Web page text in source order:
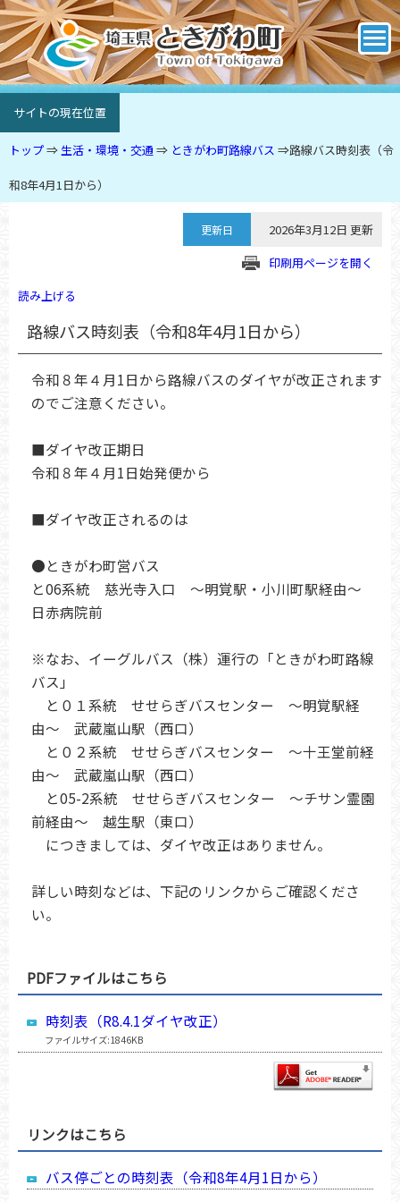
サイトの現在位置
トップ⇒生活・環境・交通 ⇒ ときがわ町路線バス ⇒路線バス時刻表（令
和8年4月1日から）
更新日
2026年3月12日 更新
印刷用ページを開く
読み上げる
路線バス時刻表（令和8年4月1日から）
令和８年４月1日から路線バスのダイヤが改正されます
のでご注意ください。
■ダイヤ改正期日
令和８年４月1日始発便から
■ダイヤ改正されるのは
●ときがわ町営バス
と06系統 慈光寺入口 〜明覚駅・小川町駅経由〜
日赤病院前
※なお、イーグルバス（株）運行の「ときがわ町路線
バス」
と０１系統 せせらぎバスセンター 〜明覚駅経
由〜 武蔵嵐山駅（西口）
と０２系統 せせらぎバスセンター 〜十王堂前経
由〜 武蔵嵐山駅（西口）
と05-2系統 せせらぎバスセンター 〜チサン霊園
前経由〜 越生駅（東口）
につきましては、ダイヤ改正はありません。
詳しい時刻などは、下記のリンクからご確認くださ
い。
PDFファイルはこちら
時刻表（R8.4.1ダイヤ改正）
ファイルサイズ:1846KB
リンクはこちら
バス停ごとの時刻表（令和8年4月1日から）